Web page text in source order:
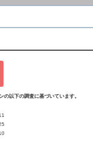
以下の調査に基づいています。